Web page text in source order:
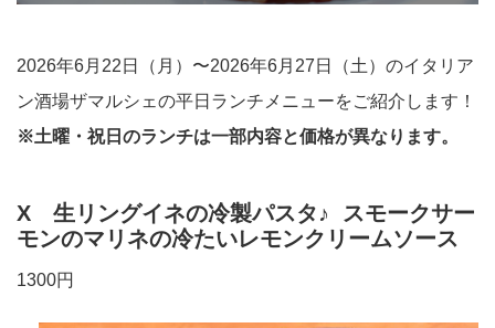
2026年6月22日（月）〜2026年6月27日（土）のイタリア
ン酒場ザマルシェの平日ランチメニューをご紹介します！
※土曜・祝日のランチは一部内容と価格が異なります。
X 生リングイネの冷製パスタ♪ スモークサー
モンのマリネの冷たいレモンクリームソース
1300円